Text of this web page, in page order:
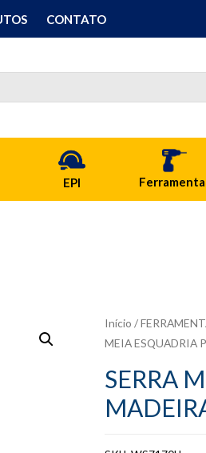
CONTATO
EPI
Início /
MEIA ESQUADRIA
SERRA